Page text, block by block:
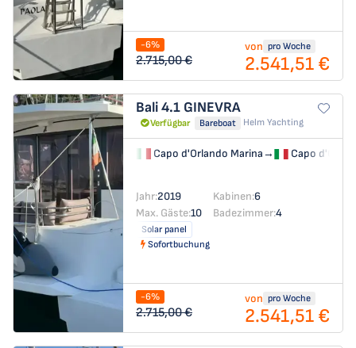
-6%
2.715,00 €
von pro Woche
2.541,51 €
Bali 4.1 GINEVRA
Verfügbar Bareboat Helm Yachting
Capo d'Orlando Marina→ Capo
Jahr:2019 Kabinen:6
Max. Gäste:10 Badezimmer:4
Solar panel
Sofortbuchung
-6%
2.715,00 €
von pro Woche
2.541,51 €